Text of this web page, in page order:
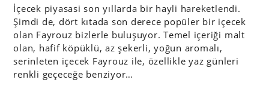
İçecek piyasasi son yıllarda bir hayli hareketlendi.
Şimdi de, dört kıtada son derece popüler bir içecek
olan Fayrouz bizlerle buluşuyor. Temel içeriği malt
olan, hafif köpüklü, az şekerli, yoğun aromalı,
serinleten içecek Fayrouz ile, özellikle yaz günleri
renkli geçeceğe benziyor…